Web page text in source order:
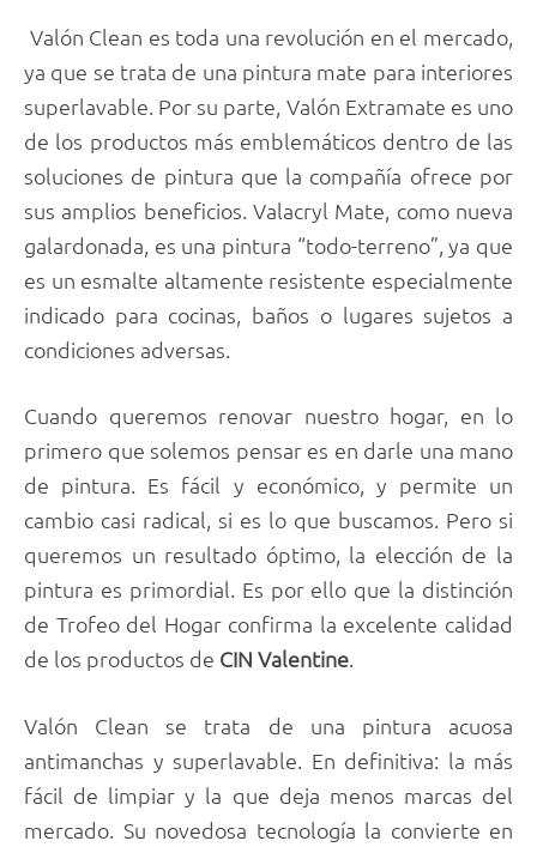
Valón Clean es toda una revolución en el mercado,
ya que se trata de una pintura mate para interiores
superlavable. Por su parte, Valón Extramate es uno
de los productos más emblemáticos dentro de las
soluciones de pintura que la compañía ofrece por
sus amplios beneficios. Valacryl Mate, como nueva
galardonada, es una pintura “todo-terreno”, ya que
es un esmalte altamente resistente especialmente
indicado para cocinas, baños o lugares sujetos a
condiciones adversas.
Cuando queremos renovar nuestro hogar, en lo
primero que solemos pensar es en darle una mano
de pintura. Es fácil y económico, y permite un
cambio casi radical, si es lo que buscamos. Pero si
queremos un resultado óptimo, la elección de la
pintura es primordial. Es por ello que la distinción
de Trofeo del Hogar confirma la excelente calidad
de los productos de CIN Valentine.
Valón Clean se trata de una pintura acuosa
antimanchas y superlavable. En definitiva: la más
fácil de limpiar y la que deja menos marcas del
mercado. Su novedosa tecnología la convierte en